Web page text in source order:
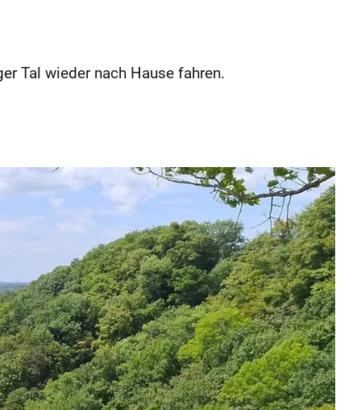
Tal wieder nach Hause fahren.